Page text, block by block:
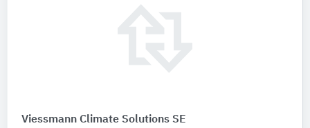
Viessmann Climate Solutions SE